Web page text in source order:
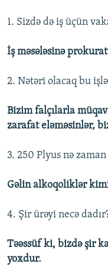
1. Sizdə də iş üçün
İş məsələsinə
2. Nətəri olacaq bu
Bizim falçılarla
zarafat eləməsinlər,
3. 250 Plyus nə
Gəlin alkoqoliklər
4. Şir ürəyi necə
Təəssüf ki, bizdə şir
yoxdur.